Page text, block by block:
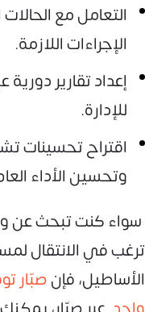
التعامل مع الحالات
الإجراءات اللازمة.
إعداد تقارير
للإدارة.
اقتراح تحسينات
وتحسين الأداء
سواء كنت تبحث عن
ترغب في الانتقال
الأساطيل، فإنصبّار